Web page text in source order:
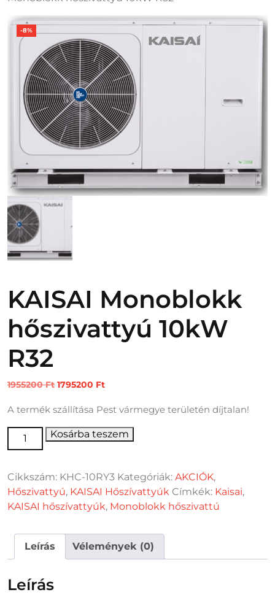
-8%
KAISAI Monoblokk
hőszivattyú 10kW
R32
1955200Ft Original
was:
1955200 Ft.
1795200 FtCurrent
is:
1795200 Ft.
A termék szállítása Pest vármegye területén díjtalan!
KAISAI Monoblokk hőszivattyú 10kW R32 mennyiség
Kosárba teszem
Cikkszám: KHC-10RY3 Kategóriák: AKCIÓK,
Hőszivattyú, KAISAI Hőszívattyúk Címkék: Kaisai,
KAISAI hőszívattyúk, Monoblokk hőszivattú
Leírás Vélemények (0)
Leírás